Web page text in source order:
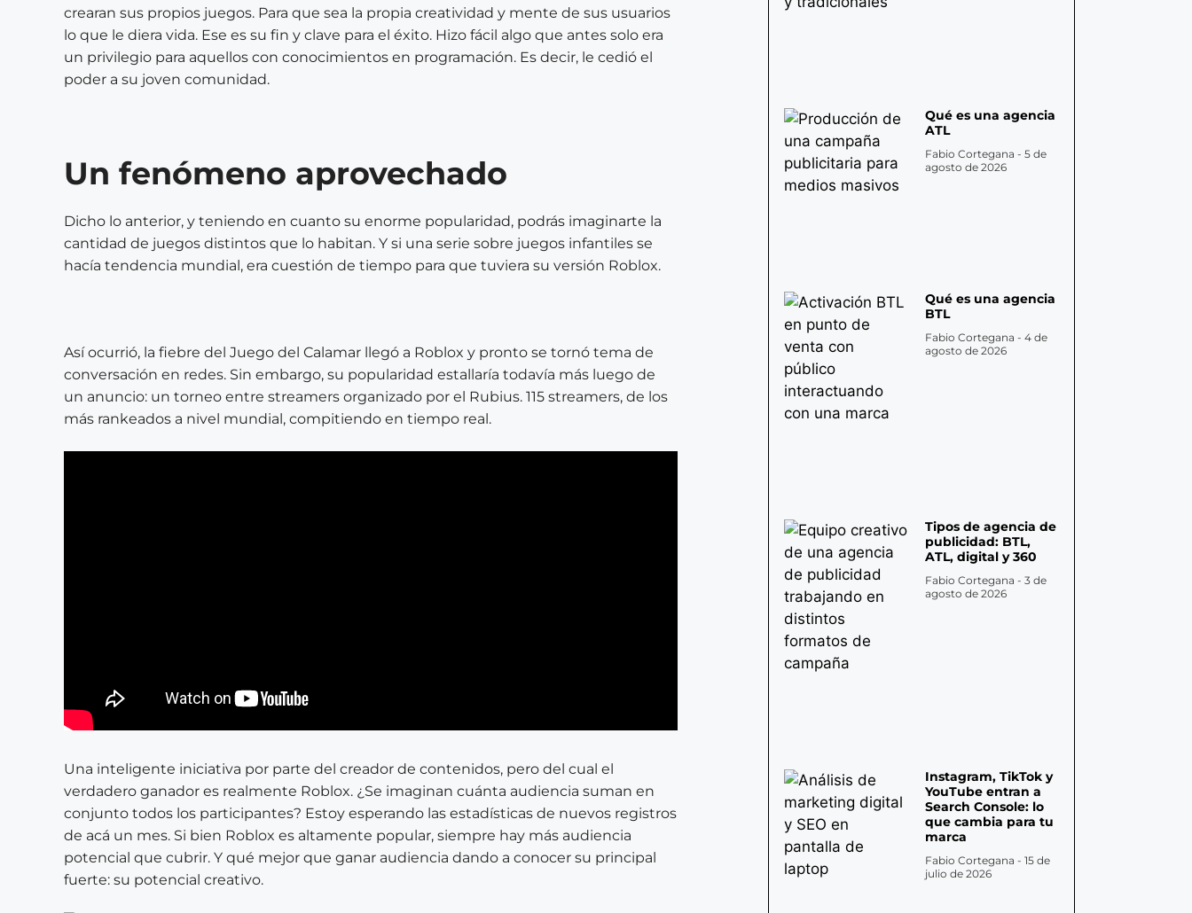
crearan sus propios juegos. Para que sea la propia creatividad y mente de sus usuarios
lo que le diera vida. Ese es su fin y clave para el éxito. Hizo fácil algo que antes solo era
un privilegio para aquellos con conocimientos en programación. Es decir, le cedió el
poder a su joven comunidad.
Un fenómeno aprovechado
Dicho lo anterior, y teniendo en cuanto su enorme popularidad, podrás imaginarte la
cantidad de juegos distintos que lo habitan. Y si una serie sobre juegos infantiles se
hacía tendencia mundial, era cuestión de tiempo para que tuviera su versión Roblox.
Así ocurrió, la fiebre del Juego del Calamar llegó a Roblox y pronto se tornó tema de
conversación en redes. Sin embargo, su popularidad estallaría todavía más luego de
un anuncio: un torneo entre streamers organizado por el Rubius. 115 streamers, de los
más rankeados a nivel mundial, compitiendo en tiempo real.
Una inteligente iniciativa por parte del creador de contenidos, pero del cual el
verdadero ganador es realmente Roblox. ¿Se imaginan cuánta audiencia suman en
conjunto todos los participantes? Estoy esperando las estadísticas de nuevos registros
de acá un mes. Si bien Roblox es altamente popular, siempre hay más audiencia
potencial que cubrir. Y qué mejor que ganar audiencia dando a conocer su principal
fuerte: su potencial creativo.
Qué es una agencia
ATL
Fabio Cortegana 5 de
agosto de 2026
Qué es una agencia
BTL
Fabio Cortegana 4 de
agosto de 2026
Tipos de agencia de
publicidad: BTL,
ATL, digital y 360
Fabio Cortegana 3 de
agosto de 2026
Instagram, TikTok y
YouTube entran a
Search Console: lo
que cambia para tu
marca
Fabio Cortegana 15 de
julio de 2026